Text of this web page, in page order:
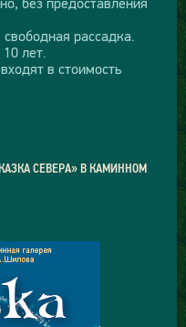
рассадка.
лет.
в стоимость
СЕВЕРА» В КАМИННОМ